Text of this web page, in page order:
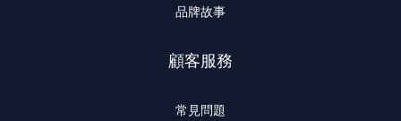
品牌故事
顧客服務
常見問題